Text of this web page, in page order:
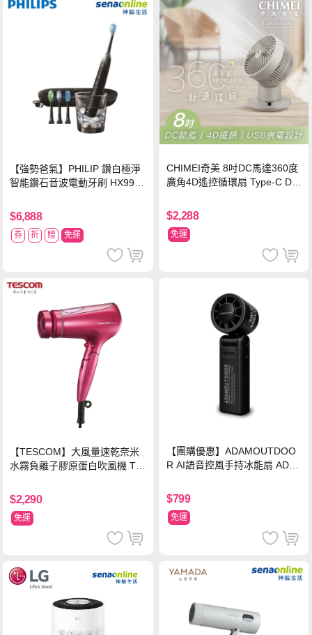
【強勢爸氣】PHILIP 鑽白極淨
智能鑽石音波電動牙刷 HX9924
$6,888
券 折 贈 免運
CHIMEI奇美 8吋DC馬達360度
廣角4D遙控循環扇 Type-C DF-
$2,288
免運
【TESCOM】大風量速乾奈米
水霧負離子膠原蛋白吹風機 TC
W
$2,290
免運
【團購優惠】ADAMOUTDOO
R AI語音控風手持冰能扇 ADF
$799
免運